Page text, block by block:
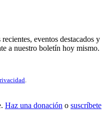
eventos destacados y
a nuestro boletín hoy mismo.
Haz una donación o suscríbete